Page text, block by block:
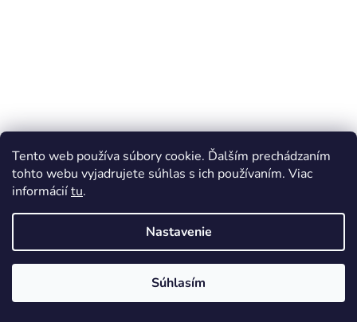
Tento web používa súbory cookie. Ďalším prechádzaním
tohto webu vyjadrujete súhlas s ich používaním. Viac
informáciítu.
Nastavenie
Súhlasím